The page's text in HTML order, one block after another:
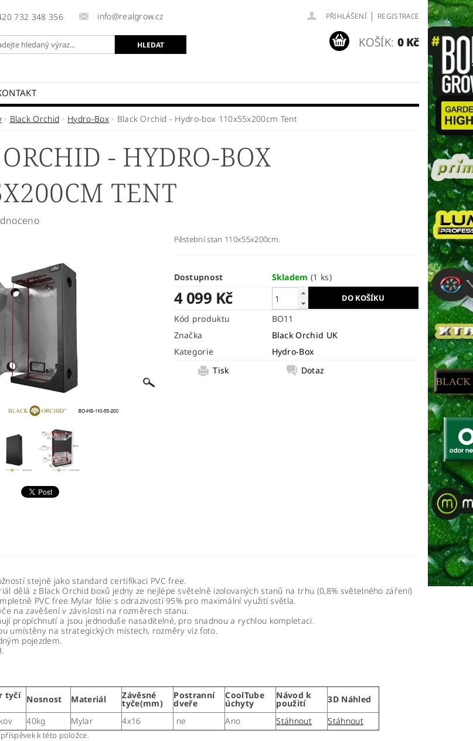
732 348 356 info@realgrow.cz PŘIHLÁŠENÍ | REGISTRACE
KOŠÍK: 0 Kč
Black Orchid Hydro-Box Black Orchid - Hydro-box 110x55x200cm Tent
- HYDRO-BOX
TENT
Pěstební stan 110x55x200cm.
Dostupnost Skladem(1 ks)
4 099 Kč
Kód produktu
BO11
Značka
Black Orchid UK
Kategorie
Hydro-Box
Tisk
Dotaz
stejně jako standard certifikaci PVC free.
dělá z Black Orchid boxů jedny ze nejlépe světelně izolovaných stanů na trhu (0,8% světelného záření)
PVC free Mylar fólie s odrazivostí 95% pro maximální využití světla.
na zavěšení v závislosti na rozměrech stanu.
propíchnutí a jsou jednoduše nasaditelné, pro snadnou a rychlou kompletaci.
umístěny na strategických místech, rozměry viz foto.
pojezdem.
tyčí Nosnost Materiál Závěsné
tyče(mm)
Postranní
dveře
CoolTube
úchyty
Návod k
použití
3D Náhled
40kg Mylar 4x16 ne Ano Stáhnout Stáhnout
k této položce.